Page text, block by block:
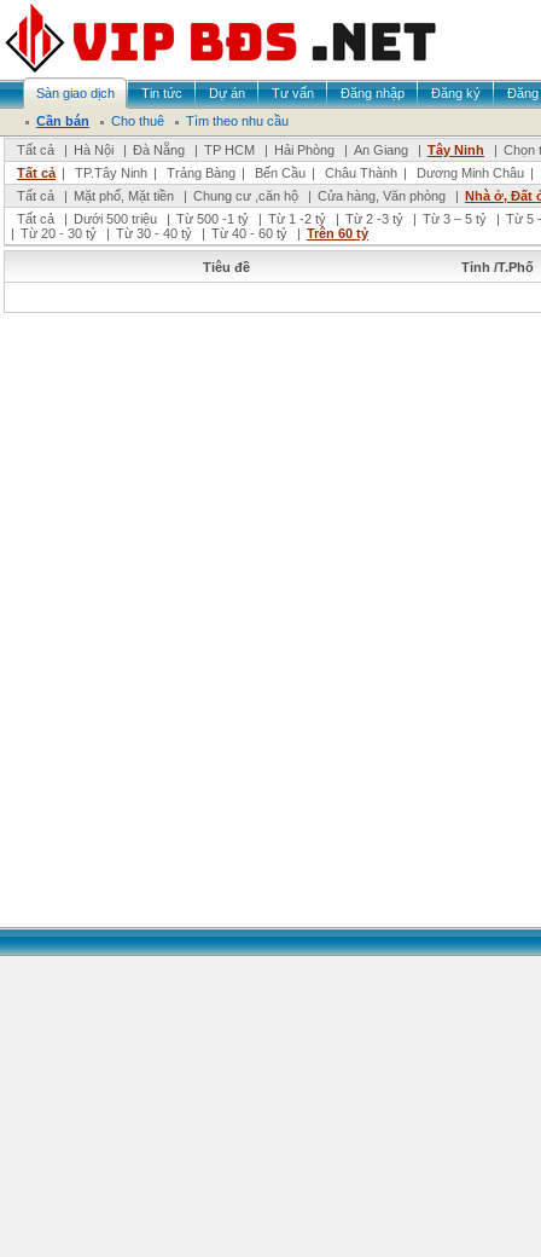
Sàn giao dịch Tin tức Dự án Tư vấn Đăng nhập Đăng ký
Đăng
Cần bán
Cho thuê
Tìm theo nhu cầu
Tất cả
| Hà Nội | Đà Nẵng | TP HCM | Hải Phòng | An Giang | Tây Ninh | Chọn
Tất cả | TP.Tây Ninh | Trảng Bàng | Bến Cầu | Châu Thành | Dương Minh Châu |
Tất cả
| Mặt phố, Mặt tiền | Chung cư ,căn hộ | Cửa hàng, Văn phòng | Nhà ở, Đất
Tất cả
| Dưới 500 triệu | Từ 500 -1 tỷ | Từ 1 -2 tỷ | Từ 2 -3 tỷ | Từ 3 – 5 tỷ | Từ 5
| Từ 20 - 30 tỷ | Từ 30 - 40 tỷ | Từ 40 - 60 tỷ | Trên 60 tỷ
Tiêu đề Tỉnh /T.Phố